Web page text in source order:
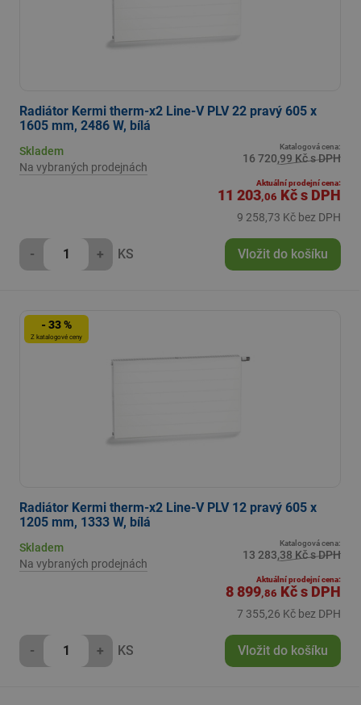
Radiátor Kermi therm-x2 Line-V PLV 22 pravý 605 x
1605 mm, 2486 W, bílá
Skladem
Na vybraných prodejnách
Katalogová cena:
16 720,99 Kč s DPH
Aktuální prodejní cena:
11 203,06 Kčs DPH
9 258,73 Kč bez DPH
- + KS Vložit do košíku
- 33 %
Z katalogové ceny
Radiátor Kermi therm-x2 Line-V PLV 12 pravý 605 x
1205 mm, 1333 W, bílá
Skladem
Na vybraných prodejnách
Katalogová cena:
13 283,38 Kč s DPH
Aktuální prodejní cena:
8 899,86 Kčs DPH
7 355,26 Kč bez DPH
- + KS Vložit do košíku